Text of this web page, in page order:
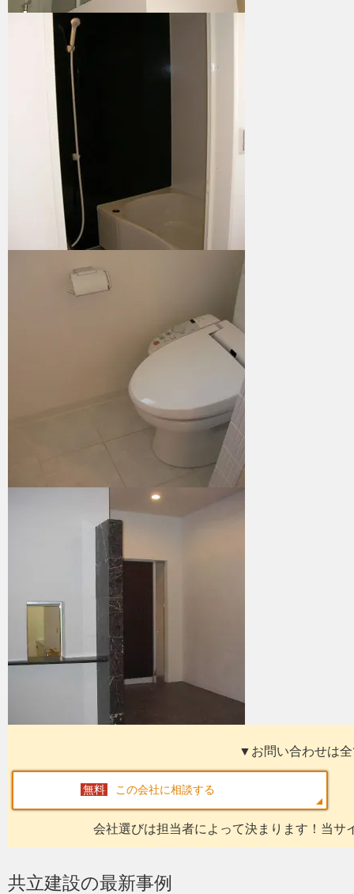
▼お問い合わせは
この会社に相談する
会社選びは担当者によって決まります！当サ
共立建設の最新事例